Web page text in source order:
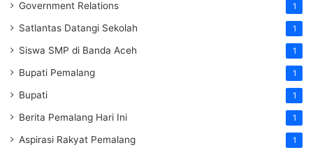
Government Relations 1
Satlantas Datangi Sekolah 1
Siswa SMP di Banda Aceh 1
Bupati Pemalang 1
Bupati 1
Berita Pemalang Hari Ini 1
Aspirasi Rakyat Pemalang 1